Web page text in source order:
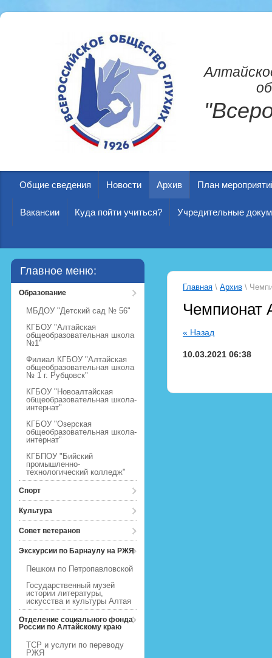
Общие сведения Новости Архив План
Вакансии Куда пойти учиться? Учредительные
Главное меню:
Образование
МБДОУ "Детский сад № 56"
КГБОУ "Алтайская
общеобразовательная школа
№1"
Филиал КГБОУ "Алтайская
общеобразовательная школа
№ 1 г. Рубцовск"
КГБОУ "Новоалтайская
общеобразовательная школа-
интернат"
КГБОУ "Озерская
общеобразовательная школа-
интернат"
КГБПОУ "Бийский
промышленно-
технологический колледж"
Спорт
Культура
Совет ветеранов
Экскурсии по Барнаулу на РЖЯ
Пешком по Петропавловской
Государственный музей
истории литературы,
искусства и культуры Алтая
Отделение социального фонда
России по Алтайскому краю
ТСР и услуги по переводу
РЖЯ
Главная \ Архив \
Чемпионат
« Назад
10.03.2021 06:38